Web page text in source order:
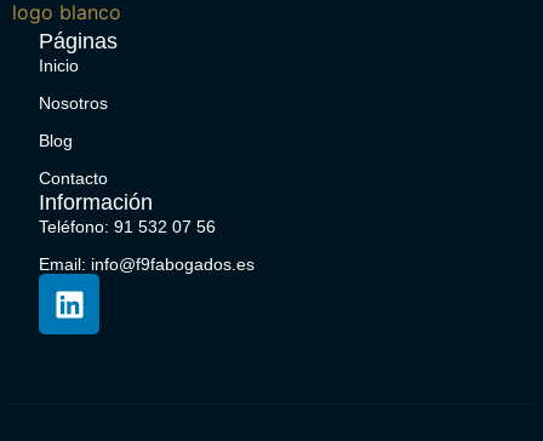
Páginas
Inicio
Nosotros
Blog
Contacto
Información
Teléfono: 91 532 07 56
Email: info@f9fabogados.es